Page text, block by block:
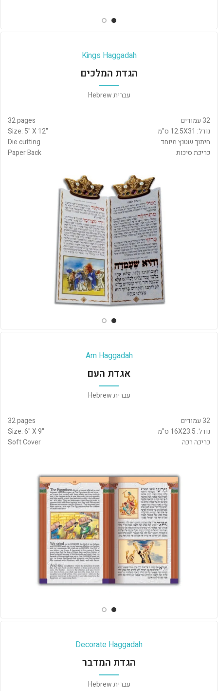
Kings Haggadah
הגדת המלכים
עברית Hebrew
32 pages
Size: 5" X 12"
Die cutting
Paper Back
32 עמודים
גודל: 12.5X31 ס"מ
חיתוך שטנץ מיוחד
כריכת סיכות
Am Haggadah
אגדת העם
עברית Hebrew
32 pages
Size: 6" X 9"
Soft Cover
32 עמודים
גודל: 16X23.5 ס"מ
כריכה רכה
Decorate Haggadah
הגדת המדבר
עברית Hebrew